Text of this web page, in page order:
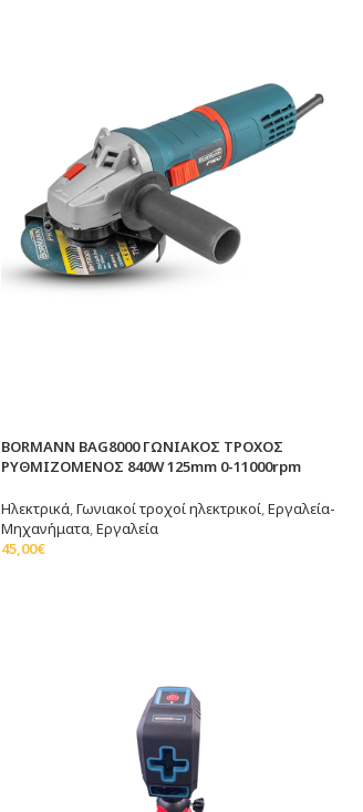
BORMANN BAG8000 ΓΩΝΙΑΚΟΣ ΤΡΟΧΟΣ
ΡΥΘΜΙΖΟΜΕΝΟΣ 840W 125mm 0-11000rpm
Ηλεκτρικά,Γωνιακοί τροχοί ηλεκτρικοί,Εργαλεία-
Μηχανήματα,Εργαλεία
45,00€